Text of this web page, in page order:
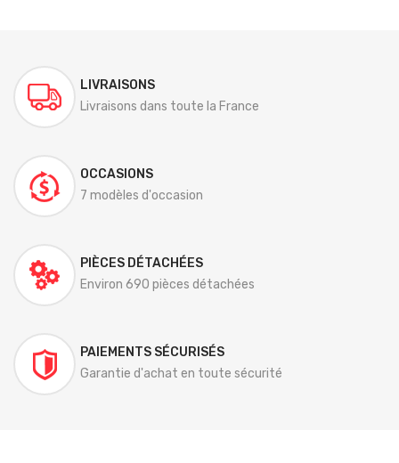
LIVRAISONS
Livraisons dans toute la France
OCCASIONS
7 modèles d'occasion
PIÈCES DÉTACHÉES
Environ 690 pièces détachées
PAIEMENTS SÉCURISÉS
Garantie d'achat en toute sécurité